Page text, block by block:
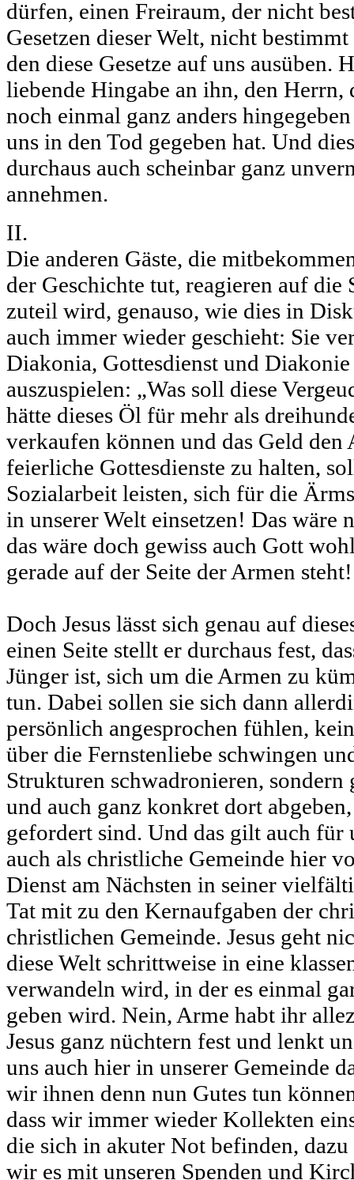
dürfen, einen Freiraum, der nicht
Gesetzen dieser Welt, nicht
den diese Gesetze auf uns ausüben.
liebende Hingabe an ihn, den Herrn,
noch einmal ganz anders
uns in den Tod gegeben hat. Und
durchaus auch scheinbar ganz
annehmen.
II.
Die anderen Gäste, die
der Geschichte tut, reagieren auf die
zuteil wird, genauso, wie dies in
auch immer wieder geschieht: Sie
Diakonia, Gottesdienst und
auszuspielen: „Was soll diese
hätte dieses Öl für mehr als
verkaufen können und das Geld den
feierliche Gottesdienste zu halten,
Sozialarbeit leisten, sich für die
in unserer Welt einsetzen! Das wäre
das wäre doch gewiss auch Gott
gerade auf der Seite der Armen steht!
Doch Jesus lässt sich genau auf
einen Seite stellt er durchaus fest,
Jünger ist, sich um die Armen zu
tun. Dabei sollen sie sich dann
persönlich angesprochen fühlen,
über die Fernstenliebe schwingen
Strukturen schwadronieren,
und auch ganz konkret dort
gefordert sind. Und das gilt auch für
auch als christliche Gemeinde hier
Dienst am Nächsten in seiner
Tat mit zu den Kernaufgaben der
christlichen Gemeinde. Jesus geht
diese Welt schrittweise in eine
verwandeln wird, in der es einmal
geben wird. Nein, Arme habt ihr
Jesus ganz nüchtern fest und lenkt
uns auch hier in unserer Gemeinde
wir ihnen denn nun Gutes tun
dass wir immer wieder Kollekten
die sich in akuter Not befinden, dazu
wir es mit unseren Spenden und